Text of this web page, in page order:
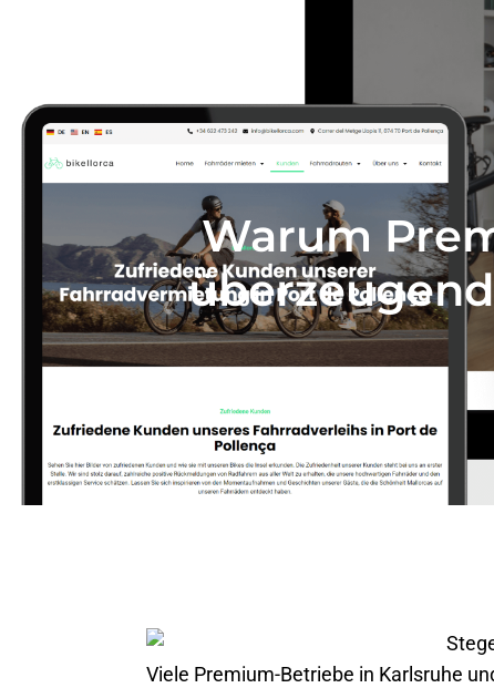
Warum
Viele Premium-Betriebe in Karlsruhe